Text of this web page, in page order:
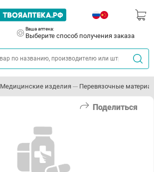
Ваша аптека:
Выберите способ получения заказа
Медицинские изделия Перевязочные
Поделиться